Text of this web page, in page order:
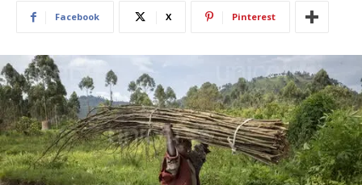
Facebook X Pinterest